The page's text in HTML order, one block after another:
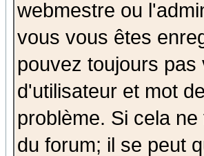
webmestre ou
vous vous êtes
pouvez toujours
d'utilisateur et mot
problème. Si cela
du forum; il se peut